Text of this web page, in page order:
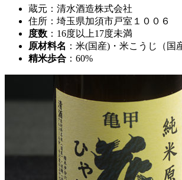
蔵元：清水酒造株式会社
住所：埼玉県加須市戸室１００６
度数 ：16度以上17度未満
原材料名 ：米(国産)・米こうじ（国
精米歩合 ：60%